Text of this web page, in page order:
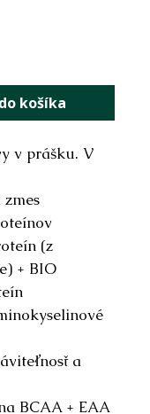
košíka
v prášku. V
(z
+ BIO
a
BCAA + EAA